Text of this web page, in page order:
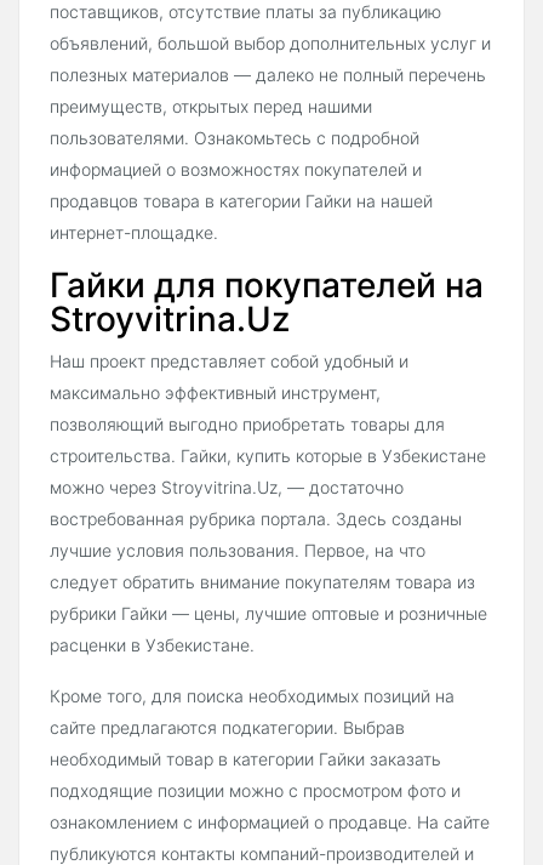
поставщиков, отсутствие платы за публикацию
объявлений, большой выбор дополнительных услуг и
полезных материалов — далеко не полный перечень
преимуществ, открытых перед нашими
пользователями. Ознакомьтесь с подробной
информацией о возможностях покупателей и
продавцов товара в категории Гайки на нашей
интернет-площадке.
Гайки для покупателей на
Stroyvitrina.Uz
Наш проект представляет собой удобный и
максимально эффективный инструмент,
позволяющий выгодно приобретать товары для
строительства. Гайки, купить которые в Узбекистане
можно через Stroyvitrina.Uz, — достаточно
востребованная рубрика портала. Здесь созданы
лучшие условия пользования. Первое, на что
следует обратить внимание покупателям товара из
рубрики Гайки — цены, лучшие оптовые и розничные
расценки в Узбекистане.
Кроме того, для поиска необходимых позиций на
сайте предлагаются подкатегории. Выбрав
необходимый товар в категории Гайки заказать
подходящие позиции можно с просмотром фото и
ознакомлением с информацией о продавце. На сайте
публикуются контакты компаний-производителей и